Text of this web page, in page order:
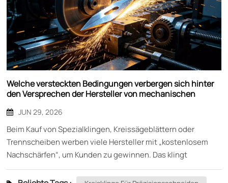
Welche versteckten Bedingungen verbergen sich hinter
den Versprechen der Hersteller von mechanischen
JUN 29, 2026
Beim Kauf von Spezialklingen, Kreissägeblättern oder
Trennscheiben werben viele Hersteller mit „kostenlosem
Nachschärfen“, um Kunden zu gewinnen. Das klingt
verlockend – die stumpfe Klinge kostenlos zum
Nachschärfen zurücksenden. Mingbai Mechanical Tool